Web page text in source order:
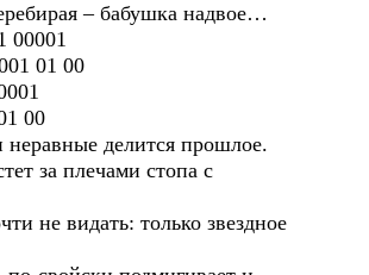
– бабушка надвое…
00001
01 00
00
неравные делится прошлое.
за плечами стопа с
не видать: только звездное